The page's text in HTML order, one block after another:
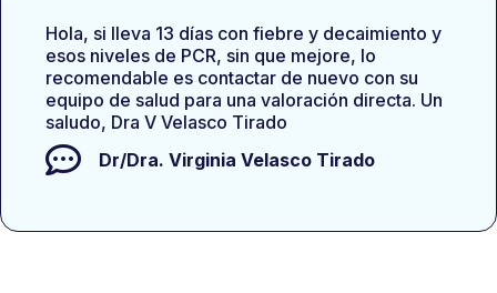
Hola, si lleva 13 días con fiebre y decaimiento y
esos niveles de PCR, sin que mejore, lo
recomendable es contactar de nuevo con su
equipo de salud para una valoración directa. Un
saludo, Dra V Velasco Tirado
Dr/Dra. Virginia Velasco Tirado